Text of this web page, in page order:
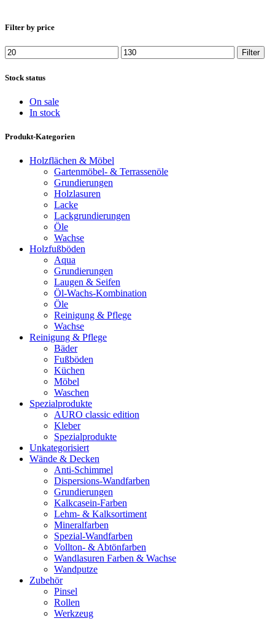
Filter by price
Min.
Preis
Max.
Preis
Filter
Stock status
On sale
In stock
Produkt-Kategorien
Holzflächen & Möbel
Gartenmöbel- & Terrassenöle
Grundierungen
Holzlasuren
Lacke
Lackgrundierungen
Öle
Wachse
Holzfußböden
Aqua
Grundierungen
Laugen & Seifen
Öl-Wachs-Kombination
Öle
Reinigung & Pflege
Wachse
Reinigung & Pflege
Bäder
Fußböden
Küchen
Möbel
Waschen
Spezialprodukte
AURO classic edition
Kleber
Spezialprodukte
Unkategorisiert
Wände & Decken
Anti-Schimmel
Dispersions-Wandfarben
Grundierungen
Kalkcasein-Farben
Lehm- & Kalksortiment
Mineralfarben
Spezial-Wandfarben
Vollton- & Abtönfarben
Wandlasuren Farben & Wachse
Wandputze
Zubehör
Pinsel
Rollen
Werkzeug